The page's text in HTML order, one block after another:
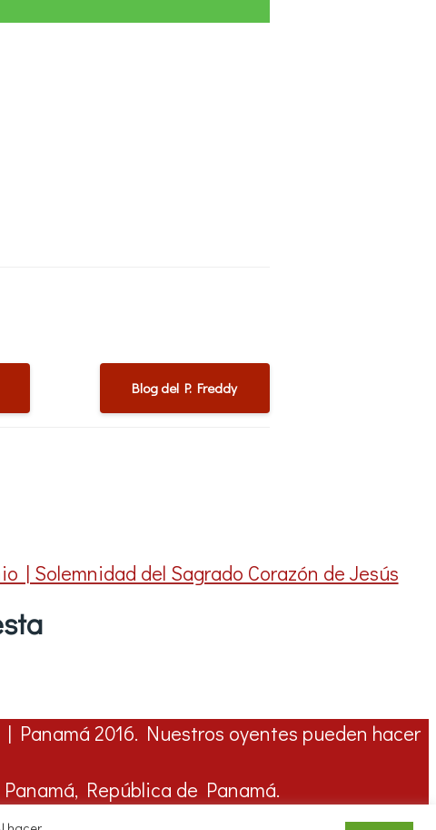
Blog del P. Freddy
| Solemnidad del Sagrado Corazón de Jesús
Panamá 2016. Nuestros oyentes pueden hacer
República de Panamá.